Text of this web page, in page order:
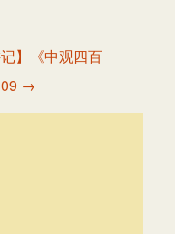
记】《中观四百
→